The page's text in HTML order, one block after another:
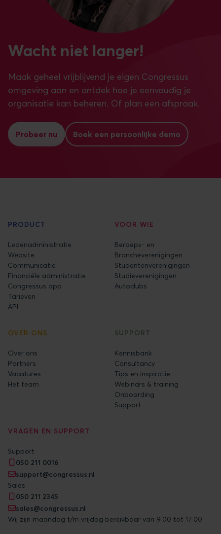
Wacht niet langer!
Maak geheel vrijblijvend je eigen Congressus
omgeving aan en ontdek hoe je eenvoudig je
organisatie kan beheren. Of plan een afspraak.
Probeer nu Boek een persoonlijke demo
PRODUCT
Ledenadministratie
Website
Communicatie
Financiële administratie
Congressus app
Tarieven
API
VOOR WIE
Beroeps- en
Brancheverenigingen
Studentenverenigingen
Studieverenigingen
Autoclubs
OVER ONS
Over ons
Partners
Vacatures
Het team
SUPPORT
Kennisbank
Consultancy
Tips en inspiratie
Webinars & training
Onboarding
Support
VRAGEN EN SUPPORT
Support
050 211 0016
support@congressus.nl
Sales
050 211 2345
sales@congressus.nl
Wij zijn maandag t/m vrijdag bereikbaar van 9:00 tot 17:00